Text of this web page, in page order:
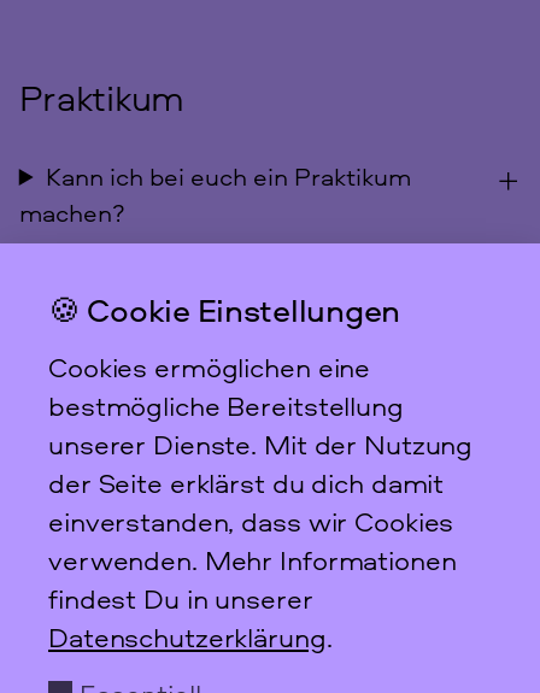
Praktikum
Kann ich bei euch ein Praktikum
machen?
Das feministische
Newsletter
Scharnweberstraße 31
10247 Berlin
+49 30 95 61 26 78
info@ffbiz.de
🍪 Cookie Einstellungen
Cookies ermöglichen eine
bestmögliche Bereitstellung
unserer Dienste. Mit der Nutzung
der Seite erklärst du dich damit
einverstanden, dass wir Cookies
verwenden. Mehr Informationen
findest Du in unserer
Datenschutzerklärung.